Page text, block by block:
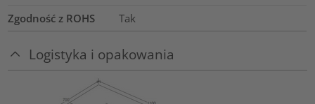
Zgodność z ROHS Tak
Logistyka i opakowania